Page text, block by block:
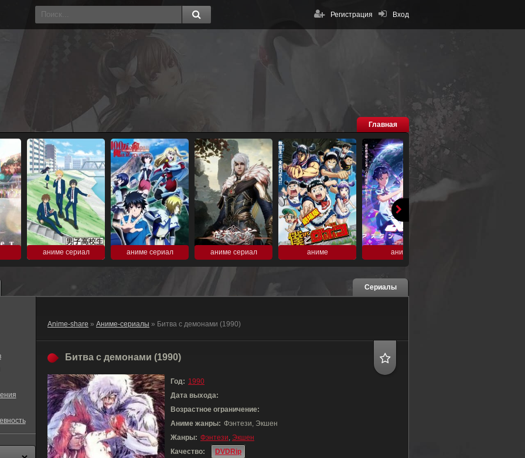
Вход
Регистрация
Главная
аниме сериал аниме сериал аниме сериал аниме аниме
Сериалы
Anime-share » Аниме-сериалы » Битва с демонами (1990)
Битва с демонами (1990)
Год: 1990
Дата выхода:
Возрастное ограничение:
Аниме жанры: Фэнтези, Экшен
Жанры: Фэнтези, Экшен
Качество:
DVDRip